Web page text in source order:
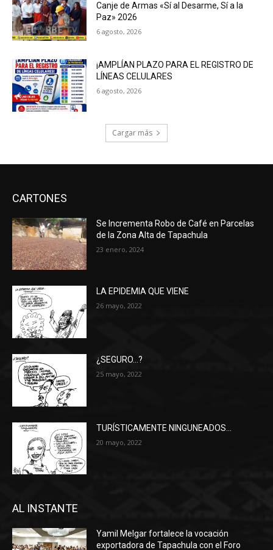
Canje de Armas «Sí al Desarme, Sí a la
Paz» 2026
6 agosto, 2026
¡AMPLÍAN PLAZO PARA EL REGISTRO DE
LÍNEAS CELULARES
6 agosto, 2026
Cargar más
CARTONES
Se Incrementa Robo de Café en Parcelas
de la Zona Alta de Tapachula
23 enero, 2024
LA EPIDEMIA QUE VIENE
26 mayo, 2022
¿SEGURO…?
25 mayo, 2022
TURÍSTICAMENTE NINGUNEADOS…
20 mayo, 2022
AL INSTANTE
Yamil Melgar fortalece la vocación
exportadora de Tapachula con el Foro